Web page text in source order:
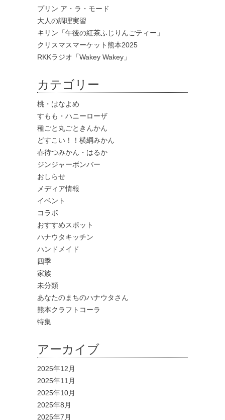
プリン ア・ラ・モード
大人の調理実習
キリン「午後の紅茶ふじりんごティー」
クリスマスマーケット熊本2025
RKKラジオ「Wakey Wakey」
カテゴリー
桃・はなよめ
すもも・ハニーローザ
種ごと丸ごときんかん
どすこい！！横綱みかん
春待つみかん・はるか
ジンジャーボンバー
おしらせ
メディア情報
イベント
コラボ
おすすめスポット
ハナウタキッチン
ハンドメイド
四季
家族
未分類
あなたのまちのハナウタさん
熊本クラフトコーラ
特集
アーカイブ
2025年12月
2025年11月
2025年10月
2025年8月
2025年7月